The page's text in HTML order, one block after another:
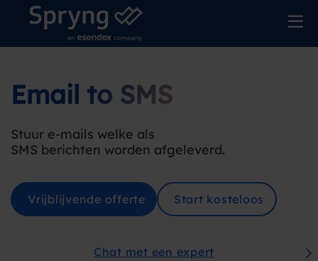
Email to SMS
Stuur e-mails welke als
SMS berichten worden afgeleverd.
Vrijblijvende offerte Start kosteloos
Chat met een expert